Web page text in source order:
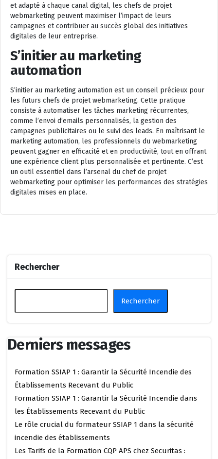
et adapté à chaque canal digital, les chefs de projet
webmarketing peuvent maximiser l’impact de leurs
campagnes et contribuer au succès global des initiatives
digitales de leur entreprise.
S’initier au marketing
automation
S’initier au marketing automation est un conseil précieux pour
les futurs chefs de projet webmarketing. Cette pratique
consiste à automatiser les tâches marketing récurrentes,
comme l’envoi d’emails personnalisés, la gestion des
campagnes publicitaires ou le suivi des leads. En maîtrisant le
marketing automation, les professionnels du webmarketing
peuvent gagner en efficacité et en productivité, tout en offrant
une expérience client plus personnalisée et pertinente. C’est
un outil essentiel dans l’arsenal du chef de projet
webmarketing pour optimiser les performances des stratégies
digitales mises en place.
Rechercher
Rechercher
Derniers messages
Formation SSIAP 1 : Garantir la Sécurité Incendie des
Établissements Recevant du Public
Formation SSIAP 1 : Garantir la Sécurité Incendie dans
les Établissements Recevant du Public
Le rôle crucial du formateur SSIAP 1 dans la sécurité
incendie des établissements
Les Tarifs de la Formation CQP APS chez Securitas :